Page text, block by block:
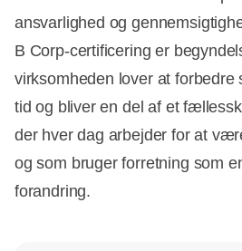
ansvarlighed og
B Corp-certificering er
virksomheden lover at forbedre
tid og bliver en del af et
der hver dag arbejder for at
og som bruger forretning som
forandring.